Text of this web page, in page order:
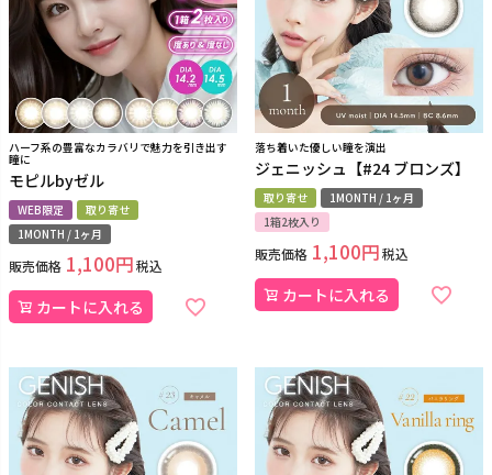
ハーフ系の豊富なカラバリで魅力を引き出す
瞳に
モピルbyゼル
WEB限定
取り寄せ
1MONTH / 1ヶ月
販売価格 1,100 税込
カートに入れる
落ち着いた優しい瞳を演出
ジェニッシュ【#24 ブロンズ】
取り寄せ
1MONTH / 1ヶ月
1箱2枚入り
販売価格 1,100 税込
カートに入れる